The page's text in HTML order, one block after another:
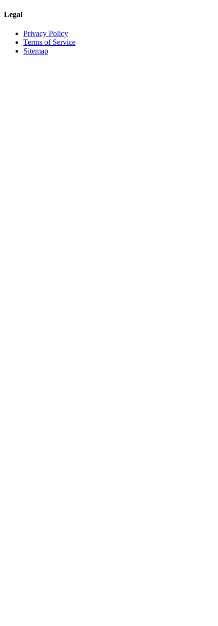
Legal
Privacy Policy
Terms of Service
Sitemap